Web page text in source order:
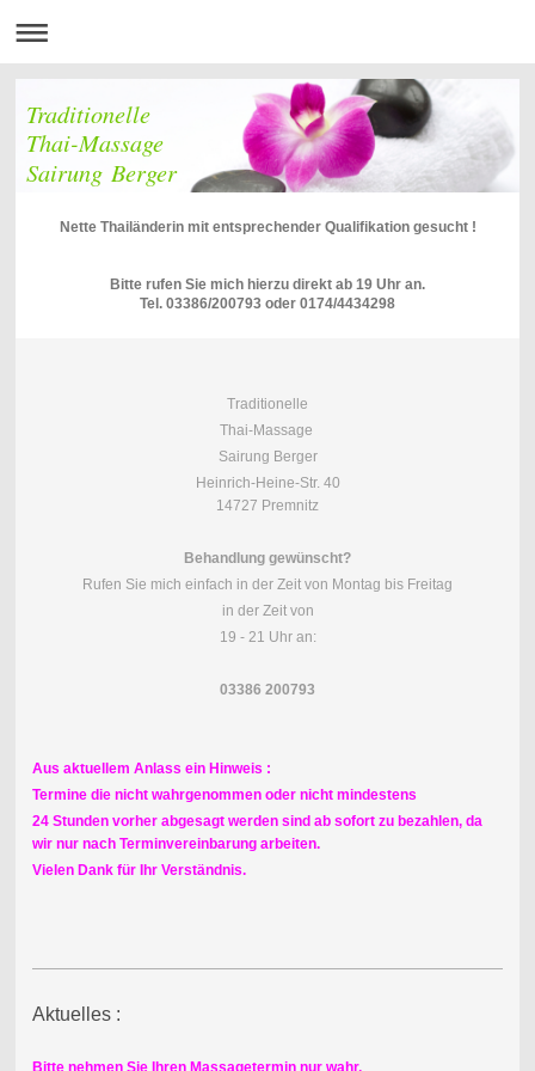
Traditionelle
Thai-Massage
Sairung Berger
Nette Thailänderin mit entsprechender Qualifikation gesucht !
Bitte rufen Sie mich hierzu direkt ab 19 Uhr an.
Tel. 03386/200793 oder 0174/4434298
Traditionelle
Thai-Massage
Sairung Berger
Heinrich-Heine-Str. 40
14727 Premnitz
Behandlung gewünscht?
Rufen Sie mich einfach in der Zeit von Montag bis Freitag
in der Zeit von
19 - 21 Uhr an:
03386 200793
Aus aktuellem Anlass ein Hinweis :
Termine die nicht wahrgenommen oder nicht mindestens
24 Stunden vorher abgesagt werden sind ab sofort zu bezahlen, da
wir nur nach Terminvereinbarung arbeiten.
Vielen Dank für Ihr Verständnis.
Aktuelles :
Bitte nehmen Sie Ihren Massagetermin nur wahr,